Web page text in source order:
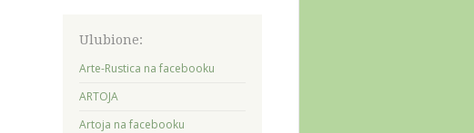
Ulubione:
Arte-Rustica na facebooku
ARTOJA
Artoja na facebooku